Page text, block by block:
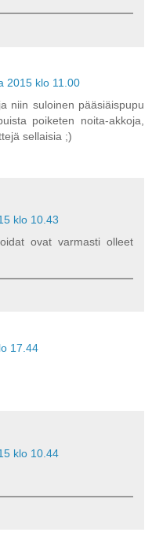
2015 klo 11.00
niin suloinen pääsiäispupu
poiketen noita-akkoja,
sellaisia ;)
klo 10.43
ovat varmasti olleet
17.44
klo 10.44